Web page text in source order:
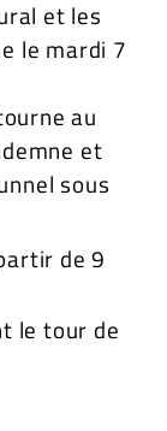
et les
le mardi 7
au
et
sous
de 9
le tour de